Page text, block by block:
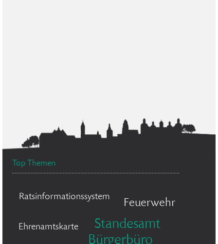
Top Themen
Ratsinformationssystem Feuerwehr
Ehrenamtskarte
Standesamt
Bürgerbüro